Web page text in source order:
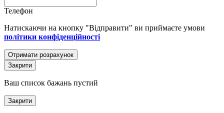
Телефон
Натискаючи на кнопку "Відправити" ви приймаєте умови
політики конфіденційності
Отримати розрахунок
Закрити
Ваш список бажань пустий
Закрити